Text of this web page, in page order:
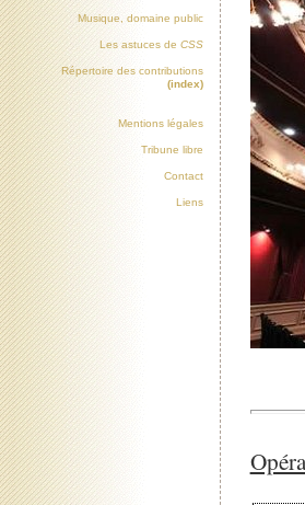
Musique, domaine public
Les astuces de CSS
Répertoire des contributions
(index)
Mentions légales
Tribune libre
Contact
Liens